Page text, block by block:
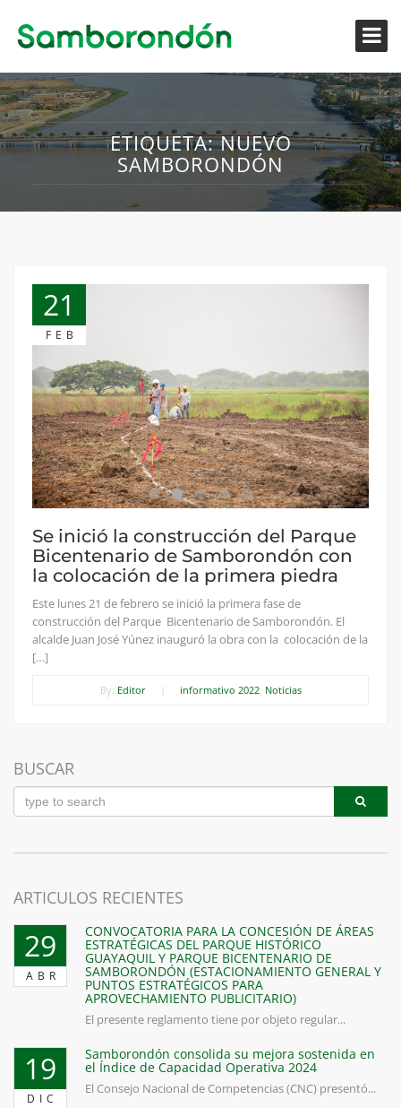
ETIQUETA:NUEVO
SAMBORONDÓN
21
FEB
Se inició la construcción del Parque
Bicentenario de Samborondón con
la colocación de la primera piedra
Este lunes 21 de febrero se inició la primera fase de
construcción del Parque Bicentenario de Samborondón. El
alcalde Juan José Yúnez inauguró la obra con la colocación de la
[…]
By: Editor informativo 2022, Noticias
BUSCAR
ARTICULOS RECIENTES
29
ABR
CONVOCATORIA PARA LA CONCESIÓN DE ÁREAS
ESTRATÉGICAS DEL PARQUE HISTÓRICO
GUAYAQUIL Y PARQUE BICENTENARIO DE
SAMBORONDÓN (ESTACIONAMIENTO GENERAL Y
PUNTOS ESTRATÉGICOS PARA
APROVECHAMIENTO PUBLICITARIO)
El presente reglamento tiene por objeto regular...
19
DIC
Samborondón consolida su mejora sostenida en
el Índice de Capacidad Operativa 2024
El Consejo Nacional de Competencias (CNC) presentó...